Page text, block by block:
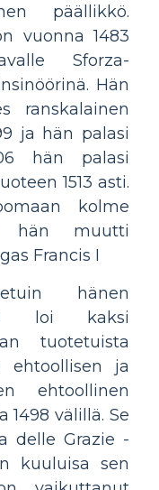
päällikkö.
vuonna 1483
Sforza-
Hän
ranskalainen
ja hän palasi
hän palasi
1513 asti.
kolme
hän muutti
Francis I
hänen
loi kaksi
tuotetuista
ehtoollisen ja
ehtoollinen
1498 välillä. Se
delle Grazie -
kuuluisa sen